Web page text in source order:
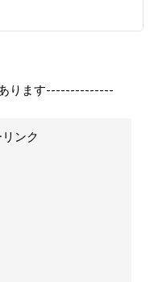
ります--------------
ンク